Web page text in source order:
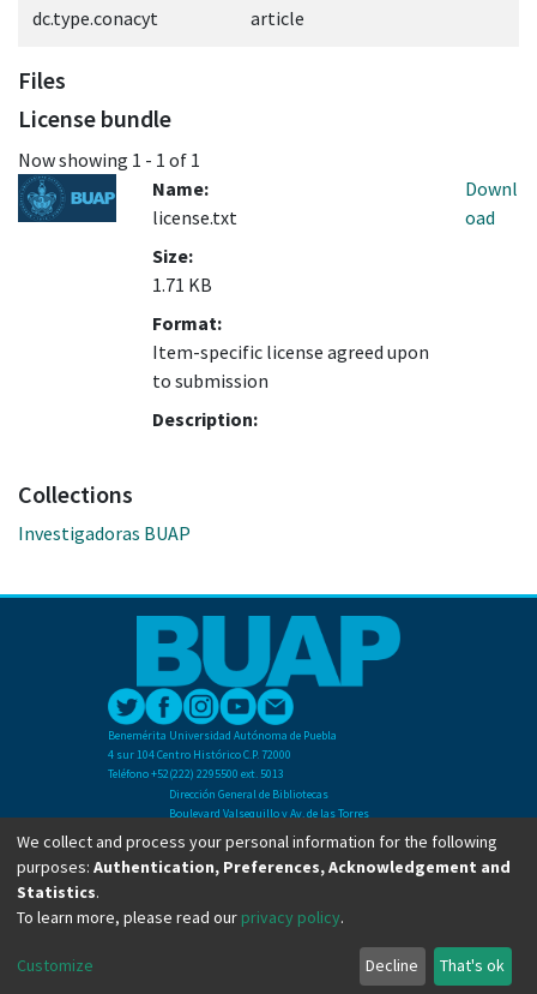
dc.type.conacyt article
Files
License bundle
Now showing 1 - 1 of 1
Name:
license.txt
Size:
1.71 KB
Format:
Item-specific license agreed upon
to submission
Description:
Downl
oad
Collections
Investigadoras BUAP
Benemérita Universidad Autónoma de Puebla
4 sur 104 Centro Histórico C.P. 72000
Teléfono +52(222) 2295500 ext. 5013
Dirección General de Bibliotecas
Boulevard Valsequillo y Av. de las Torres
Ciudad Universitaria. Col. San Manuel
C.P. 72570
Teléfono +52 (222) 2295500 Ext 2901
Copyright © Dirección General de Bibliotecas - BUAP 2024. All right reserved.
We collect and process your personal information for the following
purposes: Authentication, Preferences, Acknowledgement and
Statistics.
To learn more, please read our privacy policy.
Customize Decline That's ok